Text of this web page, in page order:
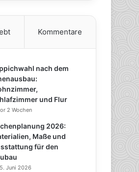
Kommentare
nach dem
und Flur
2 Wochen
2026:
Maße und
für den
Juni 2026